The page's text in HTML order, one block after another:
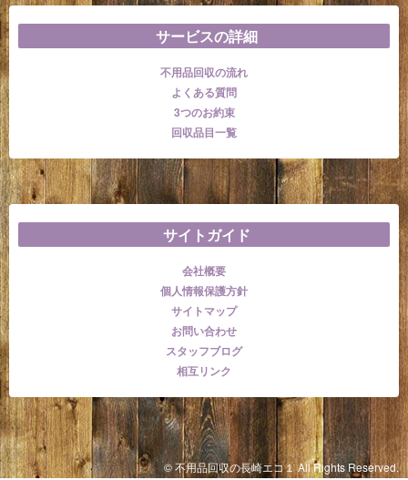
サービスの詳細
不用品回収の流れ
よくある質問
3つのお約束
回収品目一覧
サイトガイド
会社概要
個人情報保護方針
サイトマップ
お問い合わせ
スタッフブログ
相互リンク
© 不用品回収の長崎エコ１ All Rights Reserved.